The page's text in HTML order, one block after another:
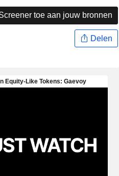
toe aan jouw bronnen
Delen